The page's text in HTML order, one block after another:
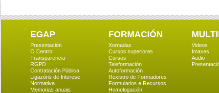
EGAP
Presentación
O Centro
Transparencia
RGPD
Contratación Pública
Ligazóns de Interese
Normativa
Memorias anuais
FORMACIÓN
Xornadas
Cursos superiores
Cursos
Teleformación
Autoformación
Rexistro de Formadores
Formularios e Recursos
Homologación
Videos
Imaxes
Audio